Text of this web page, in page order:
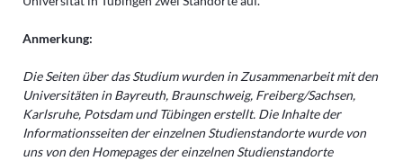
Anmerkung:
Die Seiten über das Studium wurden in Zusammenarbeit mit den
Universitäten in Bayreuth, Braunschweig, Freiberg/Sachsen,
Karlsruhe, Potsdam und Tübingen erstellt. Die Inhalte der
Informationsseiten der einzelnen Studienstandorte wurde von
uns von den Homepages der einzelnen Studienstandorte